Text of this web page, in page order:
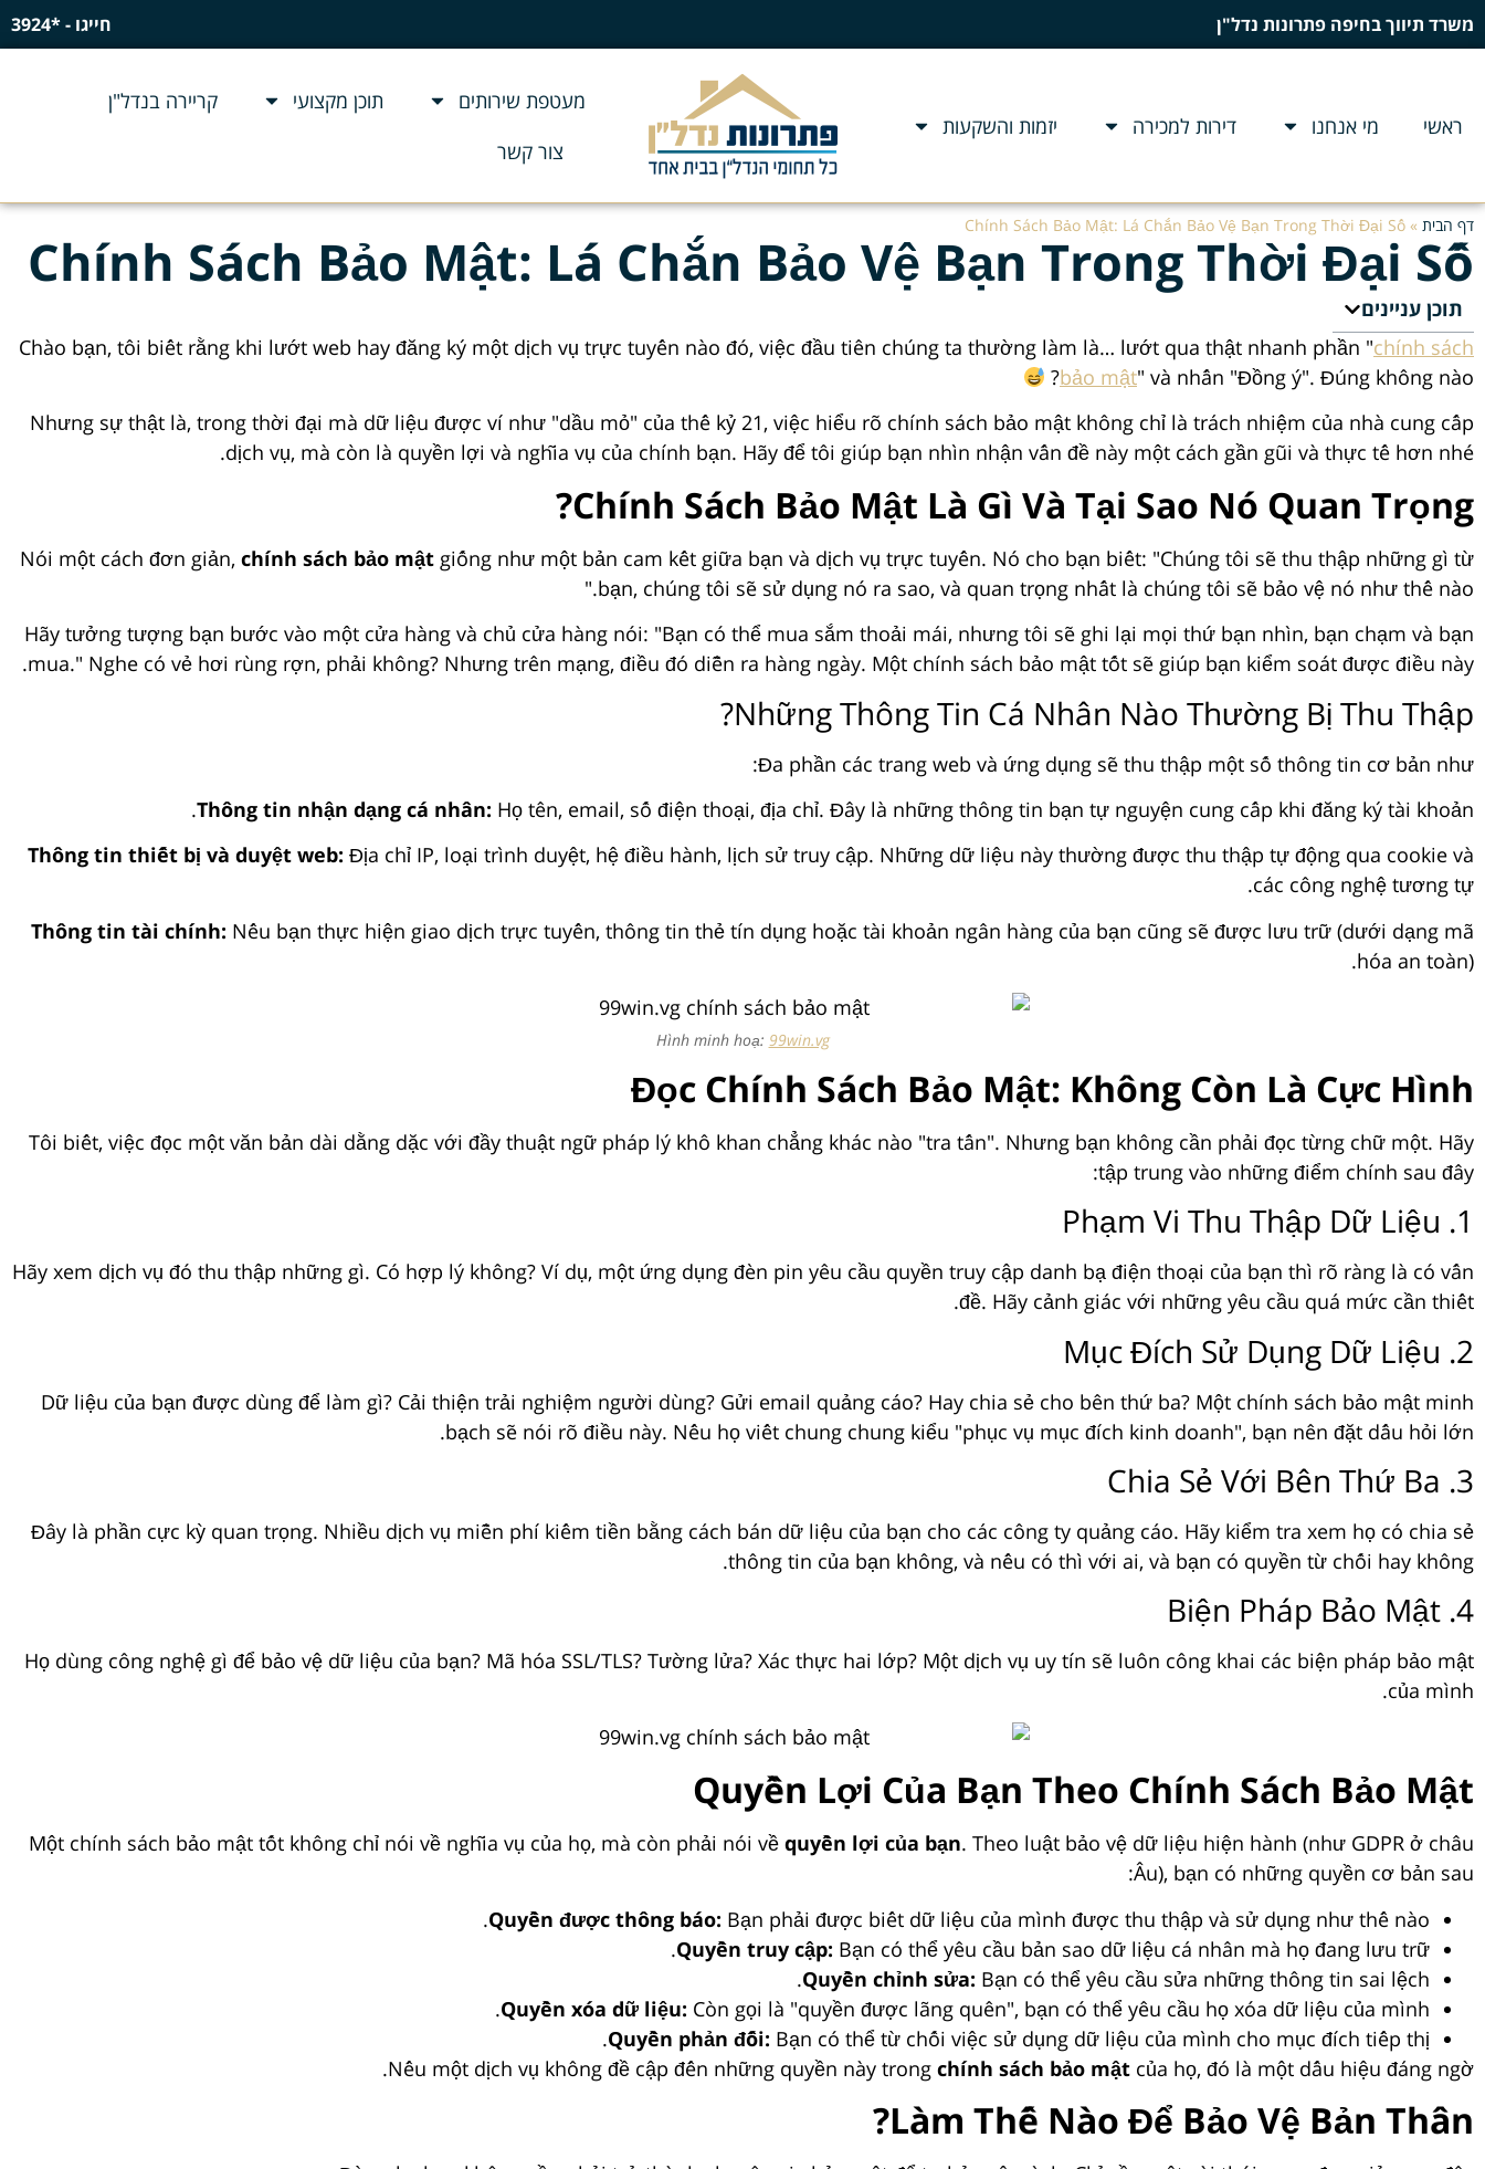
משרד תיווך בחיפה פתרונות נדל"ן חייגו - *3924
ראשי מי אנחנו דירות למכירה יזמות והשקעות
מעטפת שירותים תוכן מקצועי
קריירה בנדל"ן
צור קשר
דף הבית »
Chính Sách Bảo Mật: Lá Chắn Bảo Vệ Bạn Trong Thời Đại Số
Chính Sách Bảo Mật: Lá Chắn Bảo Vệ Bạn Trong Thời Đại Số
תוכן עניינים
Chào bạn, tôi biết rằng khi lướt web hay đăng ký một dịch vụ trực tuyến nào đó, việc đầu tiên chúng ta thường làm là… lướt qua thật nhanh phần "chính sách
bảo mật" và nhấn "Đồng ý". Đúng không nào?
Nhưng sự thật là, trong thời đại mà dữ liệu được ví như "dầu mỏ" của thế kỷ 21, việc hiểu rõ chính sách bảo mật không chỉ là trách nhiệm của nhà cung cấp
dịch vụ, mà còn là quyền lợi và nghĩa vụ của chính bạn. Hãy để tôi giúp bạn nhìn nhận vấn đề này một cách gần gũi và thực tế hơn nhé.
Chính Sách Bảo Mật Là Gì Và Tại Sao Nó Quan Trọng?
Nói một cách đơn giản, chính sách bảo mật giống như một bản cam kết giữa bạn và dịch vụ trực tuyến. Nó cho bạn biết: "Chúng tôi sẽ thu thập những gì từ
bạn, chúng tôi sẽ sử dụng nó ra sao, và quan trọng nhất là chúng tôi sẽ bảo vệ nó như thế nào."
Hãy tưởng tượng bạn bước vào một cửa hàng và chủ cửa hàng nói: "Bạn có thể mua sắm thoải mái, nhưng tôi sẽ ghi lại mọi thứ bạn nhìn, bạn chạm và bạn
mua." Nghe có vẻ hơi rùng rợn, phải không? Nhưng trên mạng, điều đó diễn ra hàng ngày. Một chính sách bảo mật tốt sẽ giúp bạn kiểm soát được điều này.
Những Thông Tin Cá Nhân Nào Thường Bị Thu Thập?
Đa phần các trang web và ứng dụng sẽ thu thập một số thông tin cơ bản như:
Thông tin nhận dạng cá nhân: Họ tên, email, số điện thoại, địa chỉ. Đây là những thông tin bạn tự nguyện cung cấp khi đăng ký tài khoản.
Thông tin thiết bị và duyệt web: Địa chỉ IP, loại trình duyệt, hệ điều hành, lịch sử truy cập. Những dữ liệu này thường được thu thập tự động qua cookie và
các công nghệ tương tự.
Thông tin tài chính: Nếu bạn thực hiện giao dịch trực tuyến, thông tin thẻ tín dụng hoặc tài khoản ngân hàng của bạn cũng sẽ được lưu trữ (dưới dạng mã
hóa an toàn).
Hình minh hoạ: 99win.vg
Đọc Chính Sách Bảo Mật: Không Còn Là Cực Hình
Tôi biết, việc đọc một văn bản dài dằng dặc với đầy thuật ngữ pháp lý khô khan chẳng khác nào "tra tấn". Nhưng bạn không cần phải đọc từng chữ một. Hãy
tập trung vào những điểm chính sau đây:
1. Phạm Vi Thu Thập Dữ Liệu
Hãy xem dịch vụ đó thu thập những gì. Có hợp lý không? Ví dụ, một ứng dụng đèn pin yêu cầu quyền truy cập danh bạ điện thoại của bạn thì rõ ràng là có vấn
đề. Hãy cảnh giác với những yêu cầu quá mức cần thiết.
2. Mục Đích Sử Dụng Dữ Liệu
Dữ liệu của bạn được dùng để làm gì? Cải thiện trải nghiệm người dùng? Gửi email quảng cáo? Hay chia sẻ cho bên thứ ba? Một chính sách bảo mật minh
bạch sẽ nói rõ điều này. Nếu họ viết chung chung kiểu "phục vụ mục đích kinh doanh", bạn nên đặt dấu hỏi lớn.
3. Chia Sẻ Với Bên Thứ Ba
Đây là phần cực kỳ quan trọng. Nhiều dịch vụ miễn phí kiếm tiền bằng cách bán dữ liệu của bạn cho các công ty quảng cáo. Hãy kiểm tra xem họ có chia sẻ
thông tin của bạn không, và nếu có thì với ai, và bạn có quyền từ chối hay không.
4. Biện Pháp Bảo Mật
Họ dùng công nghệ gì để bảo vệ dữ liệu của bạn? Mã hóa SSL/TLS? Tường lửa? Xác thực hai lớp? Một dịch vụ uy tín sẽ luôn công khai các biện pháp bảo mật
của mình.
Quyền Lợi Của Bạn Theo Chính Sách Bảo Mật
Một chính sách bảo mật tốt không chỉ nói về nghĩa vụ của họ, mà còn phải nói về quyền lợi của bạn. Theo luật bảo vệ dữ liệu hiện hành (như GDPR ở châu
Âu), bạn có những quyền cơ bản sau:
Quyền được thông báo: Bạn phải được biết dữ liệu của mình được thu thập và sử dụng như thế nào.
Quyền truy cập: Bạn có thể yêu cầu bản sao dữ liệu cá nhân mà họ đang lưu trữ.
Quyền chỉnh sửa: Bạn có thể yêu cầu sửa những thông tin sai lệch.
Quyền xóa dữ liệu: Còn gọi là "quyền được lãng quên", bạn có thể yêu cầu họ xóa dữ liệu của mình.
Quyền phản đối: Bạn có thể từ chối việc sử dụng dữ liệu của mình cho mục đích tiếp thị.
Nếu một dịch vụ không đề cập đến những quyền này trong chính sách bảo mật của họ, đó là một dấu hiệu đáng ngờ.
Làm Thế Nào Để Bảo Vệ Bản Thân?